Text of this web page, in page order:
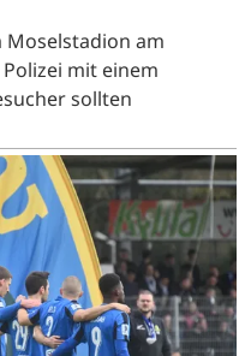
Moselstadion am
mit einem
sollten